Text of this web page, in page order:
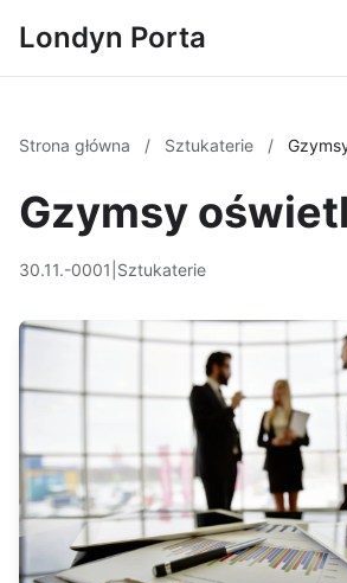
Londyn Porta
Strona główna / Sztukaterie /
Gzymsy
30.11.-0001 Sztukaterie